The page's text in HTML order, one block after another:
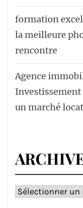
formation excel
la meilleure
rencontre
Agence
un marché
Archives